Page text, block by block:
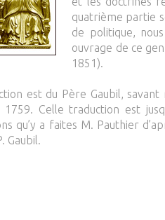
quatrième partie
de politique,
ouvrage de ce
1851).
est du Père Gaubil,
Celle traduction est
qu’y a faites M. Pauthier
Gaubil.